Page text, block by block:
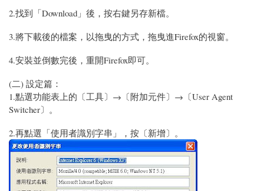
2.找到「Download」後，按右鍵另存新檔。
3.將下載後的檔案，以拖曳的方式，拖曳進Firefox的視窗。
4.安裝並倒數完後，重開Firefox即可。
(二) 設定篇：
1.點選功能表上的〔工具〕→〔附加元件〕→〔User Agent
Switcher〕。
2.再點選「使用者識別字串」，按〔新增〕。